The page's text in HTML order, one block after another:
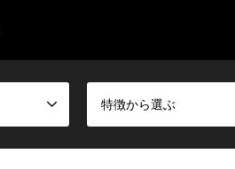
特徴から選ぶ